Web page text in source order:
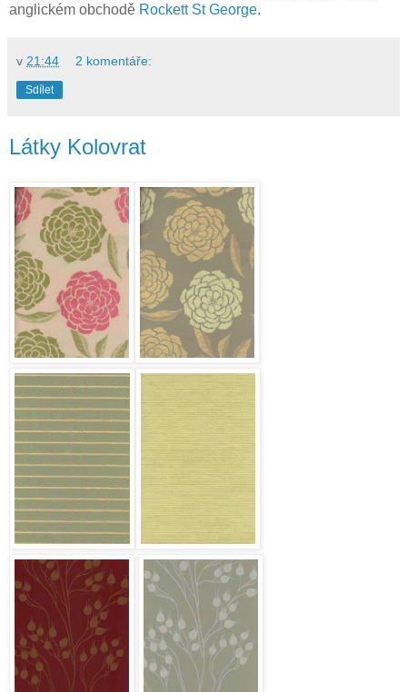
anglickém obchodě Rockett St George.
v 21:44 2 komentáře:
Sdílet
Látky Kolovrat